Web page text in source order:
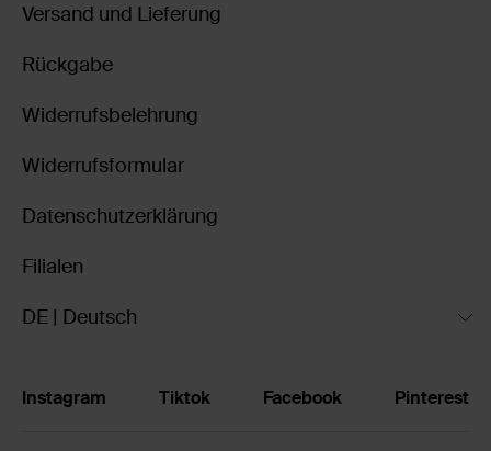
Versand und Lieferung
Rückgabe
Widerrufsbelehrung
Widerrufsformular
Datenschutzerklärung
Filialen
DE | Deutsch
Instagram Tiktok Facebook Pinterest